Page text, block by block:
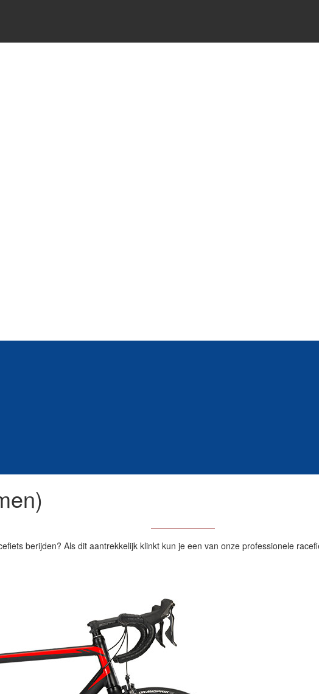
berijden? Als dit aantrekkelijk klinkt kun je een van onze professionele